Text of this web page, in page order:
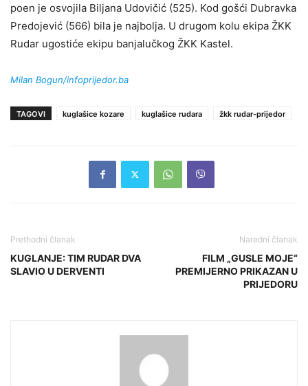
poen je osvojila Biljana Udovičić (525). Kod gošći Dubravka
Predojević (566) bila je najbolja. U drugom kolu ekipa ŽKK
Rudar ugostiće ekipu banjalučkog ŽKK Kastel.
Milan Bogun/infoprijedor.ba
TAGOVI kuglašice kozare kuglašice rudara žkk rudar-prijedor
Prethodni članak
KUGLANJE: TIM RUDAR DVA
SLAVIO U DERVENTI
Naredni članak
FILM „GUSLE MOJE“
PREMIJERNO PRIKAZAN U
PRIJEDORU